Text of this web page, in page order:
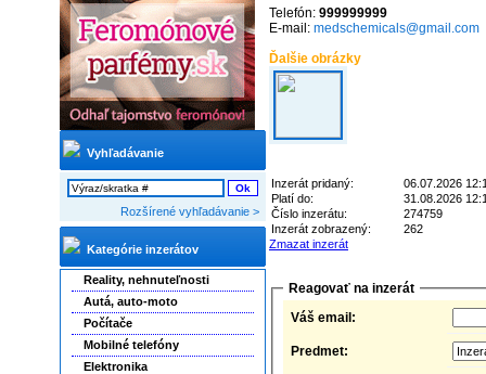
Vyhľadávanie
Rozšírené vyhľadávanie >
Kategórie inzerátov
Reality, nehnuteľnosti
Autá, auto-moto
Počítače
Mobilné telefóny
Elektronika
Telefón: 999999999
E-mail: medschemicals@gmail.com
Ďalšie obrázky
Inzerát pridaný:
06.07.2026
Platí do:
31.08.2026
Číslo inzerátu:
274759
Inzerát zobrazený:
262
Zmazat inzerát
Reagovať na inzerát
Váš email:
Predmet: